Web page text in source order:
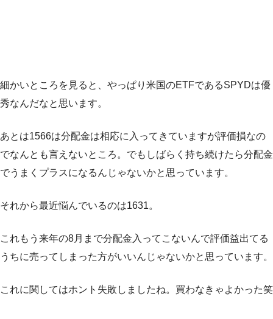
細かいところを見ると、やっぱり米国のETFであるSPYDは優
秀なんだなと思います。
あとは1566は分配金は相応に入ってきていますが評価損なの
でなんとも言えないところ。でもしばらく持ち続けたら分配金
でうまくプラスになるんじゃないかと思っています。
それから最近悩んでいるのは1631。
これもう来年の8月まで分配金入ってこないんで評価益出てる
うちに売ってしまった方がいいんじゃないかと思っています。
これに関してはホント失敗しましたね。買わなきゃよかった笑